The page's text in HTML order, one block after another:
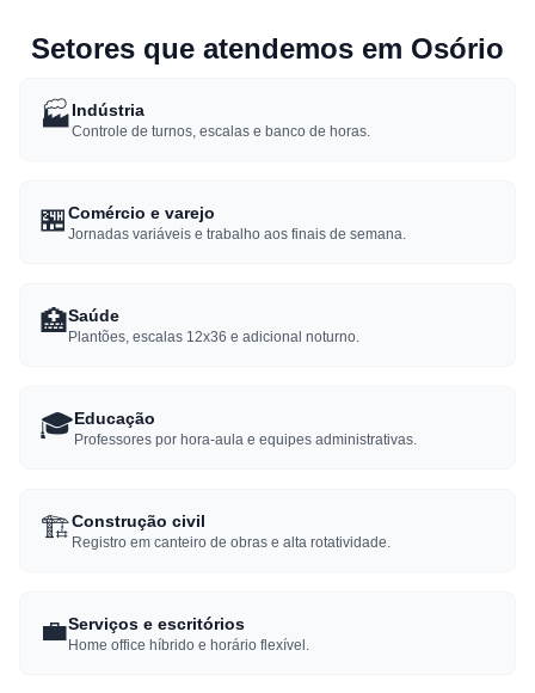
Setores que atendemos em Osório
🏭Indústria
Controle de turnos, escalas e banco de horas.
🏪Comércio e varejo
Jornadas variáveis e trabalho aos finais de semana.
🏥Saúde
Plantões, escalas 12x36 e adicional noturno.
🎓Educação
Professores por hora-aula e equipes administrativas.
🏗️Construção civil
Registro em canteiro de obras e alta rotatividade.
💼Serviços e escritórios
Home office híbrido e horário flexível.